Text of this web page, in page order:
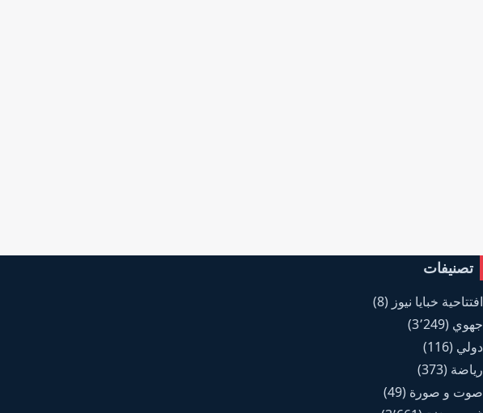
تصنيفات
افتتاحية خبايا نيوز (8)
جهوي (3٬249)
دولي (116)
رياضة (373)
صوت و صورة (49)